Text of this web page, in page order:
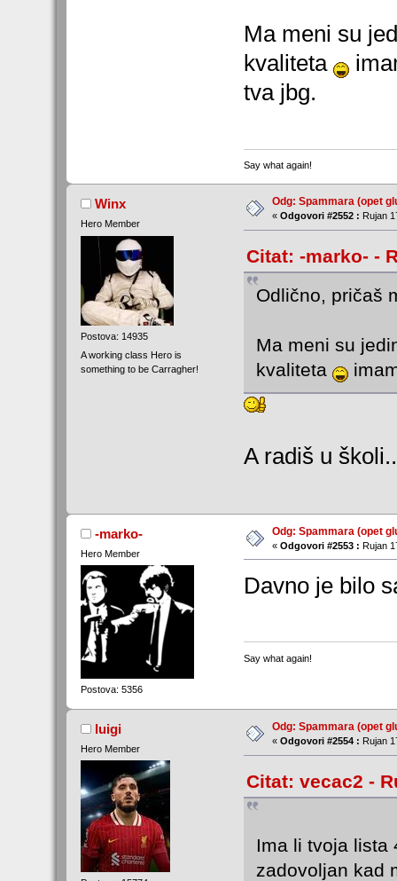
Ma meni su
kvaliteta
tva jbg.
Say what again!
Winx
Hero Member
Postova: 14935
A working class Hero is
something to be Carragher!
Odg: Spammara (opet
« Odgovori #2552 : Rujan
Citat: -marko- -
Odlično, pričaš
Ma meni su
kvaliteta
A radiš u
-marko-
Hero Member
Postova: 5356
Odg: Spammara (opet
« Odgovori #2553 : Rujan
Davno je bilo
Say what again!
luigi
Hero Member
Odg: Spammara (opet
« Odgovori #2554 : Rujan
Citat: vecac2 -
Ima li tvoja lista
zadovoljan kad